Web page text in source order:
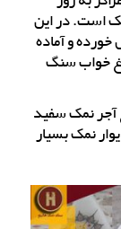
است. در این
و آماده
خواب سنگ
آجر نمک سفید
نمک بسیار